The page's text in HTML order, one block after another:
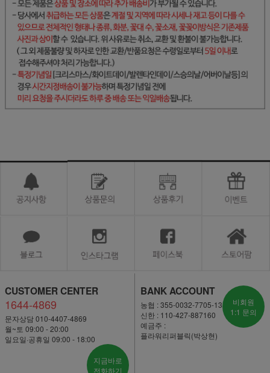
CUSTOMER CENTER
1644-4869
문자상담 010-4407-4869
월~토 09:00 - 20:00
일요일·공휴일 09:00 - 18:00
지금바로
전화하기
BANK ACCOUNT
농협 : 355-0032-7705-13
신한 : 110-427-887160
예금주 :
플라워리퍼블릭(박상현)
비회원
1:1 문의